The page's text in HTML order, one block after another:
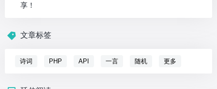
享！
文章标签
诗词 PHP API 一言 随机 更多